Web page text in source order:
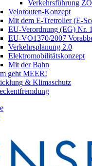
Verkehrsführung
Velorouten-Konzept
Mit dem E-Tretroller (E-
EU-Verordnung (EG) Nr.
EU-VO1370/2007
Verkehrsplanung 2.0
Elektromobilitätskonzept
Mit der Bahn
geht MEER!
& Klimaschutz